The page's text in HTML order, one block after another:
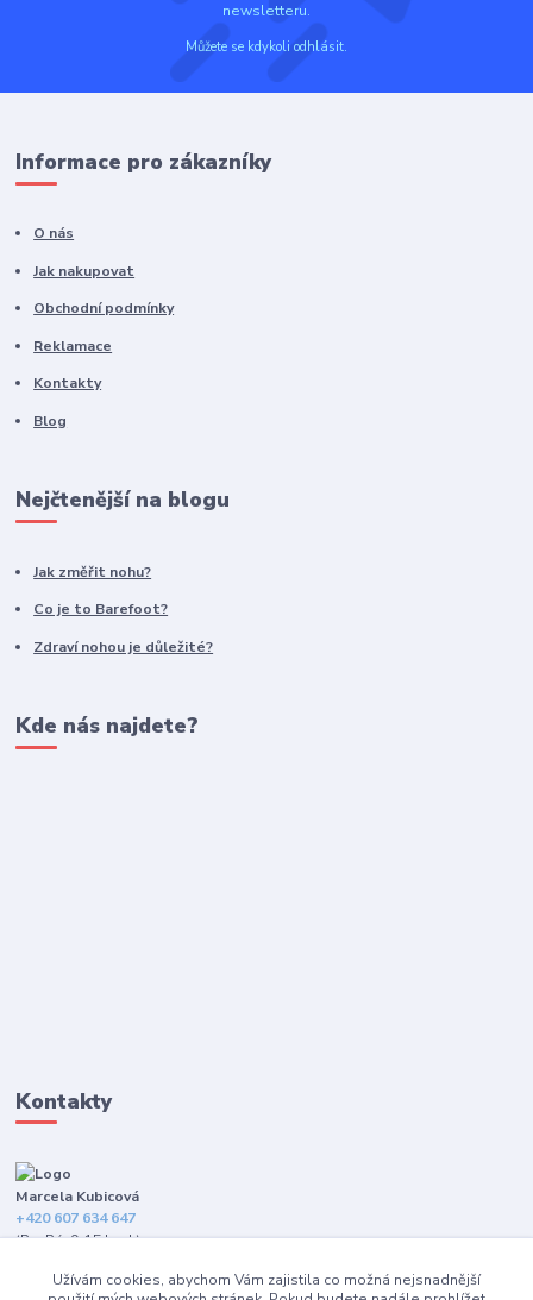
newsletteru.
Můžete se kdykoli odhlásit.
Informace pro zákazníky
O nás
Jak nakupovat
Obchodní podmínky
Reklamace
Kontakty
Blog
Nejčtenější na blogu
Jak změřit nohu?
Co je to Barefoot?
Zdraví nohou je důležité?
Kde nás najdete?
Kontakty
Marcela Kubicová
+420 607 634 647
(Po-Pá, 9-15 hod.)
info@happybarefeet.cz
Užívám cookies, abychom Vám zajistila co možná nejsnadnější